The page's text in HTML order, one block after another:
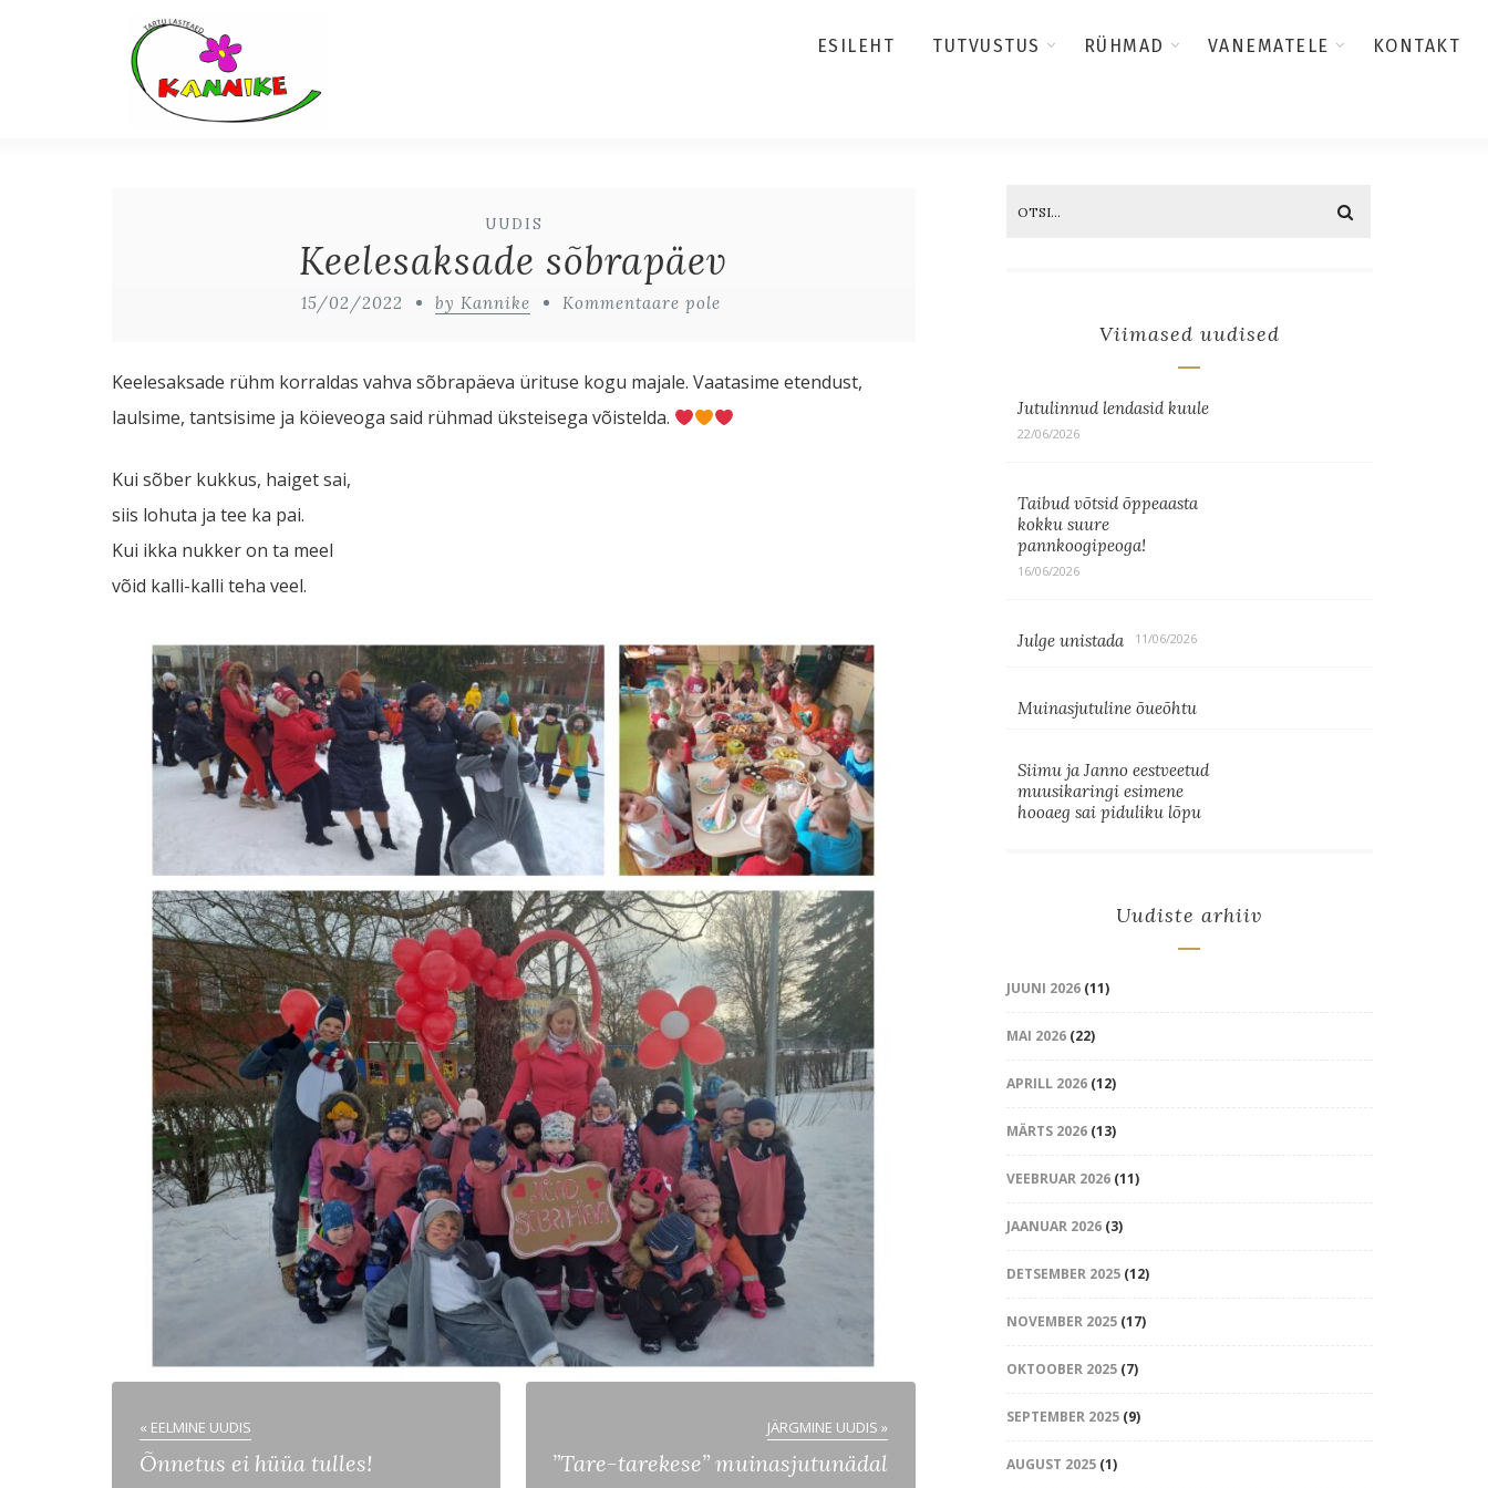
ESILEHT TUTVUSTUS RÜHMAD VANEMATELE KONTAKT
UUDIS
Keelesaksade sõbrapäev
15/02/2022 by Kannike Kommentaare pole
Keelesaksade rühm korraldas vahva sõbrapäeva ürituse kogu majale. Vaatasime etendust,
laulsime, tantsisime ja köieveoga said rühmad üksteisega võistelda.
Kui sõber kukkus, haiget sai,
siis lohuta ja tee ka pai.
Kui ikka nukker on ta meel
võid kalli-kalli teha veel.
« EELMINE UUDIS
Õnnetus ei hüüa tulles!
JÄRGMINE UUDIS »
”Tare-tarekese” muinasjutunädal
Viimased uudised
Jutulinnud lendasid kuule
22/06/2026
Taibud võtsid õppeaasta
kokku suure
pannkoogipeoga!
16/06/2026
Julge unistada 11/06/2026
Muinasjutuline õueõhtu
Siimu ja Janno eestveetud
muusikaringi esimene
hooaeg sai piduliku lõpu
Uudiste arhiiv
JUUNI 2026(11)
MAI 2026(22)
APRILL 2026(12)
MÄRTS 2026(13)
VEEBRUAR 2026(11)
JAANUAR 2026(3)
DETSEMBER 2025(12)
NOVEMBER 2025(17)
OKTOOBER 2025(7)
SEPTEMBER 2025(9)
AUGUST 2025(1)